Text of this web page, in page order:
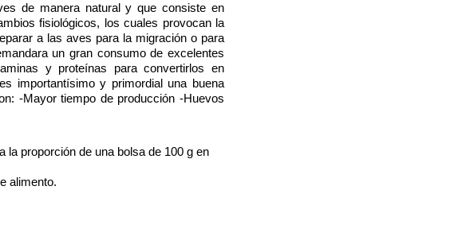
de manera natural y que consiste en
fisiológicos, los cuales provocan la
a las aves para la migración o para
un gran consumo de excelentes
y proteínas para convertirlos en
importantísimo y primordial una buena
-Mayor tiempo de producción -Huevos
la proporción de una bolsa de 100 g en
alimento.